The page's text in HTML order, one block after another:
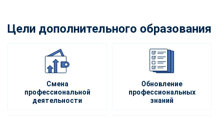
Цели дополнительного образования
Смена
профессиональной
деятельности
Обновление
профессиональных
знаний